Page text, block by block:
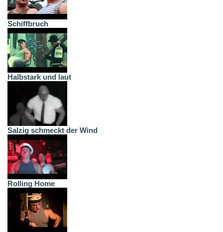
Schiffbruch
Halbstark und laut
Salzig schmeckt der Wind
Rolling Home